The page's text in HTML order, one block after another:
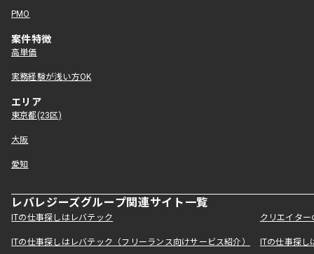
PMO
案件特徴
高単価
実務経験が浅い方OK
エリア
東京都(23区)
大阪
愛知
レバレジーズグループ関連サイト一覧
ITの仕事探しはレバテック クリエイタ
ITの仕事探しはレバテック（フリーランス向けサービス紹介） ITの仕事探